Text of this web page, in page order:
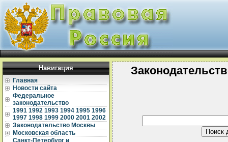
Навигация
Главная
Новости сайта
Федеральное
законодательство
1991 1992 1993 1994 1995 1996
1997 1998 1999 2000 2001 2002
Законодательство Москвы
Московская область
Санкт-Петербург и